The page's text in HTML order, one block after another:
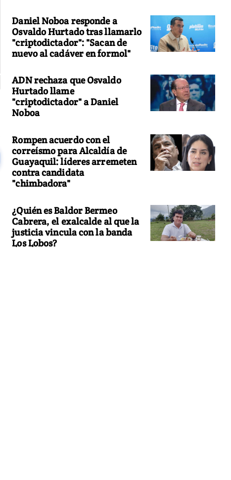
Daniel Noboa responde a
Osvaldo Hurtado tras llamarlo
"criptodictador": "Sacan de
nuevo al cadáver en formol"
ADN rechaza que Osvaldo
Hurtado llame
"criptodictador" a Daniel
Noboa
Rompen acuerdo con el
correísmo para Alcaldía de
Guayaquil: líderes arremeten
contra candidata
"chimbadora"
¿Quién es Baldor Bermeo
Cabrera, el exalcalde al que la
justicia vincula con la banda
Los Lobos?